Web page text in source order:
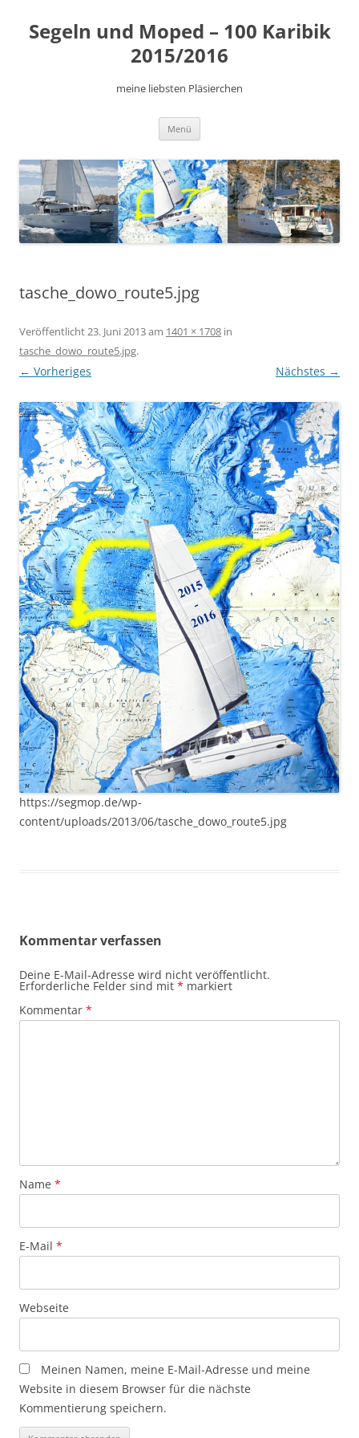
springen
Segeln und Moped – 100 Karibik
2015/2016
meine liebsten Pläsierchen
Menü
tasche_dowo_route5.jpg
Veröffentlicht23. Juni 2013am 1401 × 1708 in
tasche_dowo_route5.jpg.
← Vorheriges Nächstes →
https://segmop.de/wp-
content/uploads/2013/06/tasche_dowo_route5.jpg
Kommentar verfassen
Deine E-Mail-Adresse wird nicht veröffentlicht.
Erforderliche Felder sind mit * markiert
Kommentar *
Name *
E-Mail *
Webseite
Meinen Namen, meine E-Mail-Adresse und meine
Website in diesem Browser für die nächste
Kommentierung speichern.